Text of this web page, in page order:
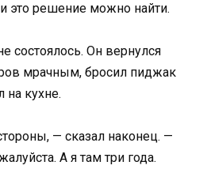
это решение можно найти.
состоялось. Он вернулся
мрачным, бросил пиджак
на кухне.
— сказал наконец. —
А я там три года.